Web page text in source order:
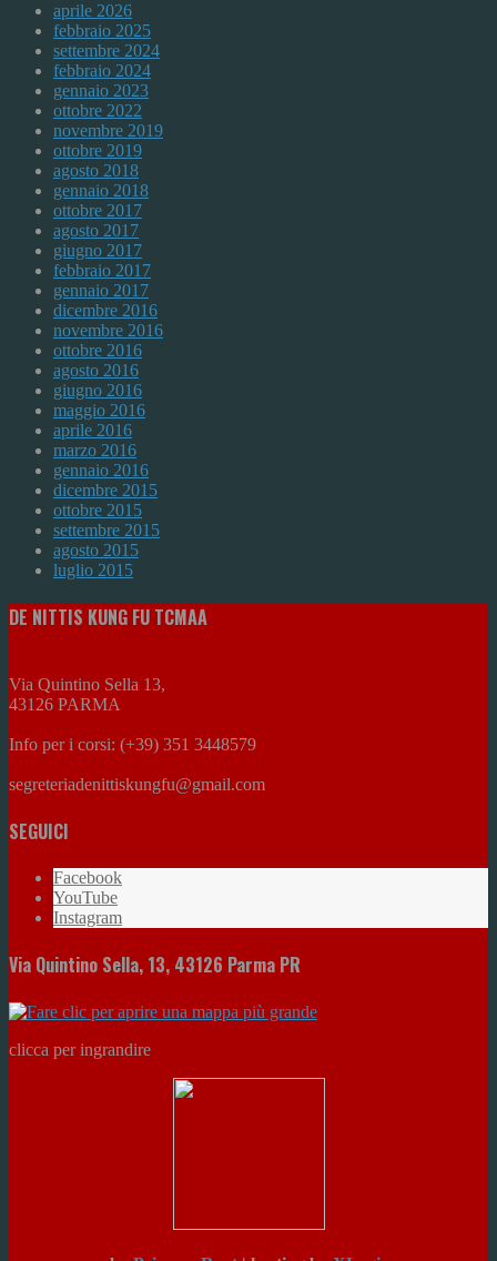
aprile 2026
febbraio 2025
settembre 2024
febbraio 2024
gennaio 2023
ottobre 2022
novembre 2019
ottobre 2019
agosto 2018
gennaio 2018
ottobre 2017
agosto 2017
giugno 2017
febbraio 2017
gennaio 2017
dicembre 2016
novembre 2016
ottobre 2016
agosto 2016
giugno 2016
maggio 2016
aprile 2016
marzo 2016
gennaio 2016
dicembre 2015
ottobre 2015
settembre 2015
agosto 2015
luglio 2015
DE NITTIS KUNG FU TCMAA
Via Quintino Sella 13,
43126 PARMA
Info per i corsi: (+39) 351 3448579
segreteriadenittiskungfu@gmail.com
SEGUICI
Facebook
YouTube
Instagram
Via Quintino Sella, 13, 43126 Parma PR
clicca per ingrandire